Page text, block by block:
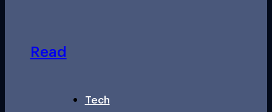
Read
Tech